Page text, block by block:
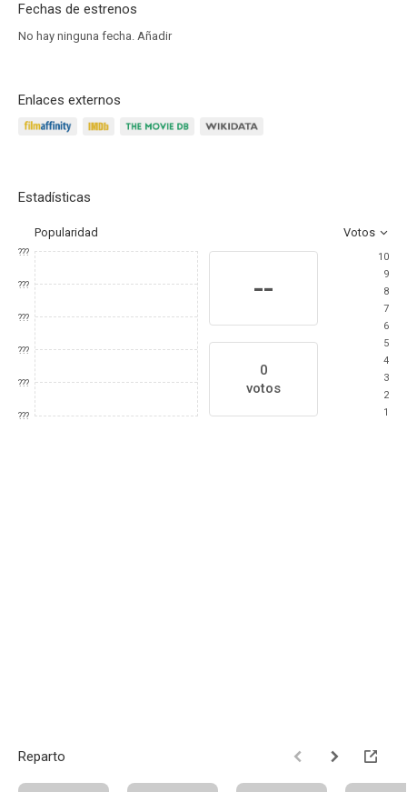
Fechas de estrenos
No hay ninguna fecha. Añadir
Enlaces externos
Estadísticas
Popularidad Votos
???
???
???
???
???
???
--
0
votos
10
9
8
7
6
5
4
3
2
1
Reparto